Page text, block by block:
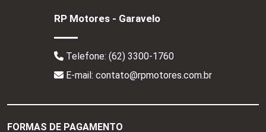
RP Motores - Garavelo
Telefone: (62) 3300-1760
E-mail: contato@rpmotores.com.br
FORMAS DE PAGAMENTO